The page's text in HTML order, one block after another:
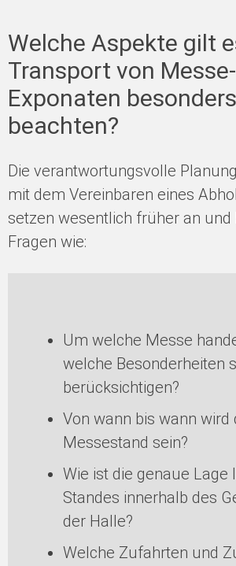
Welche Aspekte gilt
Transport von Messe-
Exponaten
beachten?
Die verantwortungsvolle
mit dem Vereinbaren eines
setzen wesentlich früher an und
Fragen wie:
Um welche Messe
welche Besonderheiten
berücksichtigen?
Von wann bis wann wird
Messestand sein?
Wie ist die genaue Lage
Standes innerhalb des
der Halle?
Welche Zufahrten und